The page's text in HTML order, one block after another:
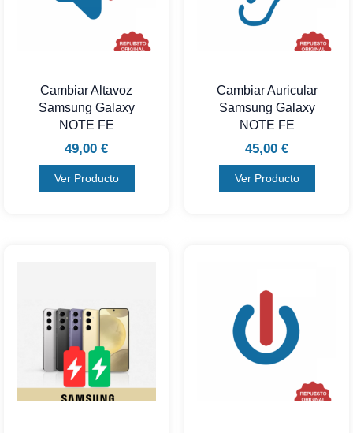
Cambiar Altavoz
Samsung Galaxy
NOTE FE
49,00 €
Ver Producto
Cambiar Auricular
Samsung Galaxy
NOTE FE
45,00 €
Ver Producto